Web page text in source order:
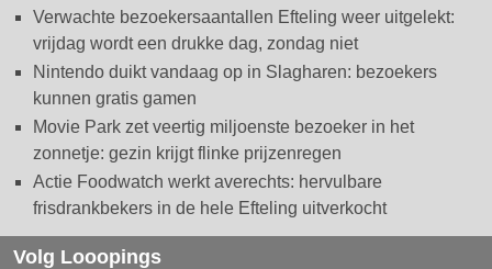
Verwachte bezoekersaantallen Efteling weer uitgelekt:
vrijdag wordt een drukke dag, zondag niet
Nintendo duikt vandaag op in Slagharen: bezoekers
kunnen gratis gamen
Movie Park zet veertig miljoenste bezoeker in het
zonnetje: gezin krijgt flinke prijzenregen
Actie Foodwatch werkt averechts: hervulbare
frisdrankbekers in de hele Efteling uitverkocht
Volg Looopings